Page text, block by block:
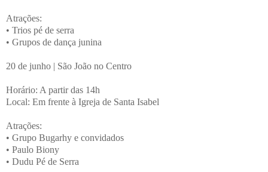
Atrações:
• Trios pé de serra
• Grupos de dança junina
20 de junho | São João no Centro
Horário: A partir das 14h
Local: Em frente à Igreja de Santa Isabel
Atrações:
• Grupo Bugarhy e convidados
• Paulo Biony
• Dudu Pé de Serra